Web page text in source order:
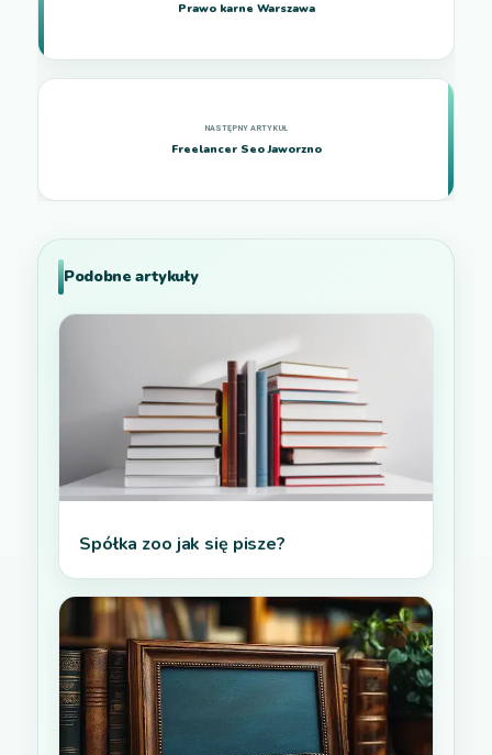
Prawo karne Warszawa
Freelancer Seo Jaworzno
Podobne artykuły
Spółka zoo jak się pisze?